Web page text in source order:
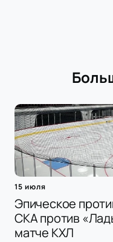
15 июля
Эпическое
СКА против
матче КХЛ